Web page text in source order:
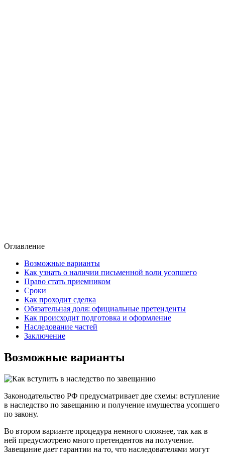
Оглавление
Возможные варианты
Как узнать о наличии письменной воли усопшего
Право стать приемником
Сроки
Как проходит сделка
Обязательная доля: официальные претенденты
Как происходит подготовка и оформление
Наследование частей
Заключение
Возможные варианты
Законодательство РФ предусматривает две схемы: вступление
в наследство по завещанию и получение имущества усопшего
по закону.
Во втором варианте процедура немного сложнее, так как в
ней предусмотрено много претендентов на получение.
Завещание дает гарантии на то, что наследователями могут